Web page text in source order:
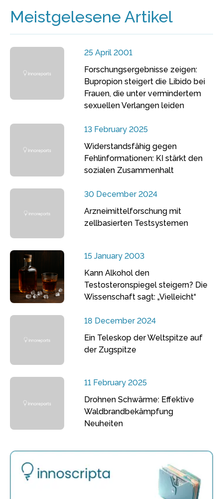
Meistgelesene Artikel
25 April 2001
Forschungsergebnisse zeigen:
Bupropion steigert die Libido bei
Frauen, die unter vermindertem
sexuellen Verlangen leiden
13 February 2025
Widerstandsfähig gegen
Fehlinformationen: KI stärkt den
sozialen Zusammenhalt
30 December 2024
Arzneimittelforschung mit
zellbasierten Testsystemen
15 January 2003
Kann Alkohol den
Testosteronspiegel steigern? Die
Wissenschaft sagt: „Vielleicht“
18 December 2024
Ein Teleskop der Weltspitze auf
der Zugspitze
11 February 2025
Drohnen Schwärme: Effektive
Waldbrandbekämpfung
Neuheiten